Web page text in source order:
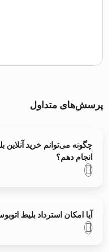
پرسش‌های متداول
چگونه می‌توانم خرید آنلاین
انجام دهم؟
آیا امکان استرداد بلیط